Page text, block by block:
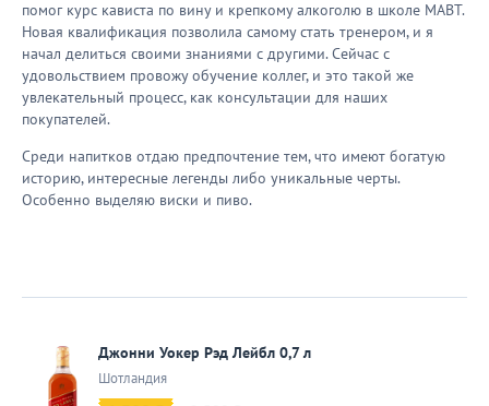
помог курс кависта по вину и крепкому алкоголю в школе МАВТ.
Новая квалификация позволила самому стать тренером, и я
начал делиться своими знаниями с другими. Сейчас с
удовольствием провожу обучение коллег, и это такой же
увлекательный процесс, как консультации для наших
покупателей.
Среди напитков отдаю предпочтение тем, что имеют богатую
историю, интересные легенды либо уникальные черты.
Особенно выделяю виски и пиво.
Джонни Уокер Рэд Лейбл 0,7 л
Шотландия